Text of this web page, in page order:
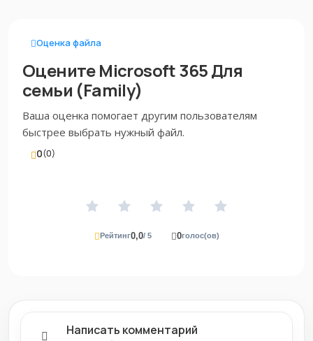
Оценка файла
Оцените Microsoft 365 Для
семьи (Family)
Ваша оценка помогает другим пользователям
быстрее выбрать нужный файл.
0(0)
Рейтинг0,0/ 5 0голос(ов)
Написать комментарий